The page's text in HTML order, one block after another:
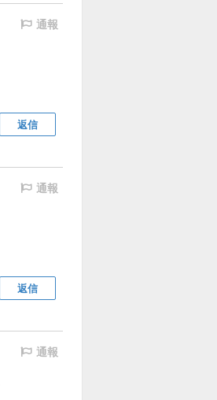
通報
返信
通報
返信
通報